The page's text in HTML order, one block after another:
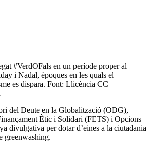
#VerdOFals en un període proper al
i Nadal, èpoques en les quals el
es dispara. Font: Llicència CC
del Deute en la Globalització (ODG),
Ètic i Solidari (FETS) i Opcions
divulgativa per dotar d’eines a la ciutadania
greenwashing.